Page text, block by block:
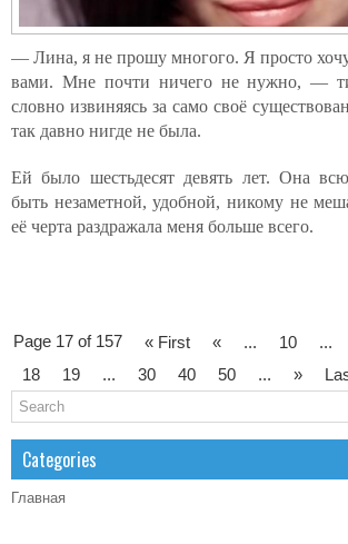
— Лина, я не прошу многого. Я просто
вами. Мне почти ничего не нужно, —
словно извиняясь за само своё
так давно нигде не была.
Ей было шестьдесят девять лет. Она
быть незаметной, удобной, никому не
её черта раздражала меня больше всего.
Page 17 of 157 « First « ... 10 ...
18
19 ... 30 40 50 ... »
Categories
Главная